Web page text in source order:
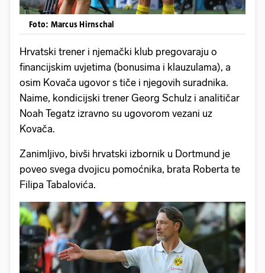
Foto: Marcus Hirnschal
Hrvatski trener i njemački klub pregovaraju o
financijskim uvjetima (bonusima i klauzulama), a
osim Kovača ugovor s tiče i njegovih suradnika.
Naime, kondicijski trener Georg Schulz i analitičar
Noah Tegatz izravno su ugovorom vezani uz
Kovača.
Zanimljivo, bivši hrvatski izbornik u Dortmund je
poveo svega dvojicu pomoćnika, brata Roberta te
Filipa Tabalovića.